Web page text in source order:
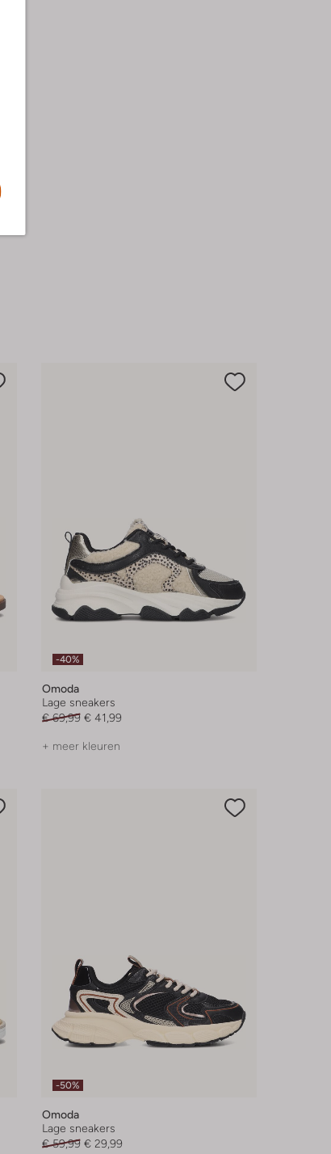
-40%
Omoda
Lage sneakers
€ 69,99 € 41,99
+ meer kleuren
-50%
Omoda
Lage sneakers
€ 59,99 € 29,99